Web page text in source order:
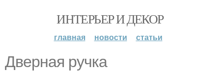
ИНТЕРЬЕР И ДЕКОР
главная новости статьи
Дверная ручка